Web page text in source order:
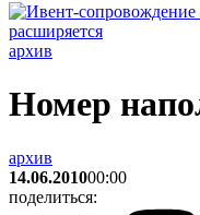
архив
Номер
архив
14.06.201000:00
поделиться: